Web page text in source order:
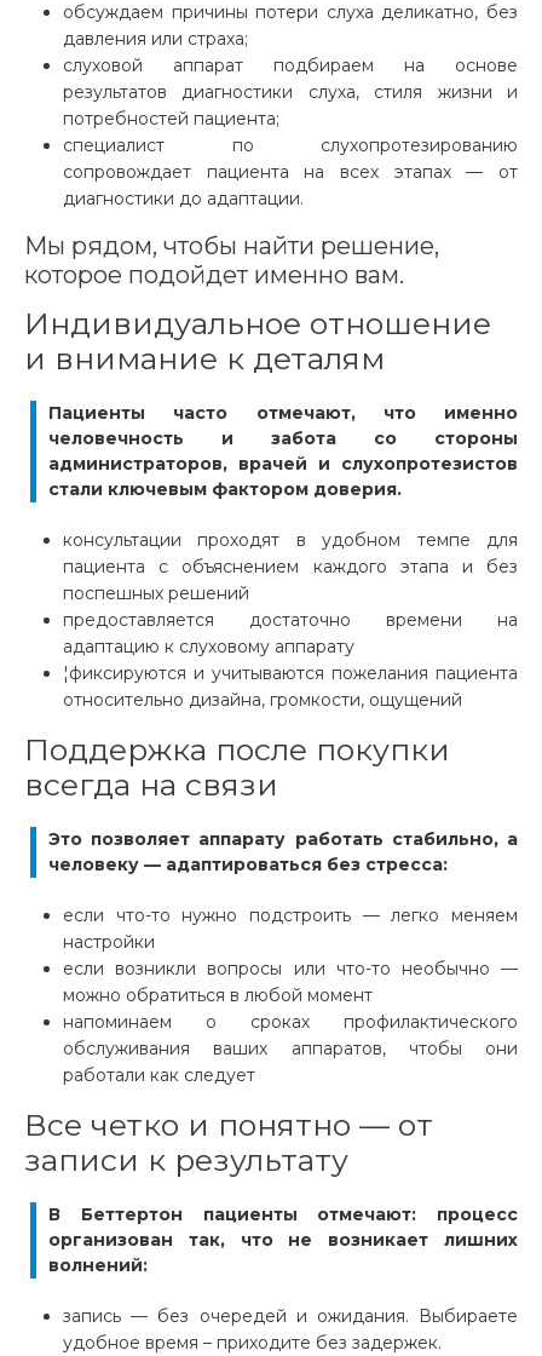
обсуждаем причины потери слуха деликатно, без
давления или страха;
слуховой аппарат подбираем на основе
результатов диагностики слуха, стиля жизни и
потребностей пациента;
специалист по слухопротезированию
сопровождает пациента на всех этапах — от
диагностики до адаптации.
Мы рядом, чтобы найти решение,
которое подойдет именно вам.
Индивидуальное отношение
и внимание к деталям
Пациенты часто отмечают, что именно
человечность и забота со стороны
администраторов, врачей и слухопротезистов
стали ключевым фактором доверия.
консультации проходят в удобном темпе для
пациента с объяснением каждого этапа и без
поспешных решений
предоставляется достаточно времени на
адаптацию к слуховому аппарату
¦фиксируются и учитываются пожелания пациента
относительно дизайна, громкости, ощущений
Поддержка после покупки
всегда на связи
Это позволяет аппарату работать стабильно, а
человеку — адаптироваться без стресса:
если что-то нужно подстроить — легко меняем
настройки
если возникли вопросы или что-то необычно —
можно обратиться в любой момент
напоминаем о сроках профилактического
обслуживания ваших аппаратов, чтобы они
работали как следует
Все четко и понятно — от
записи к результату
В Беттертон пациенты отмечают: процесс
организован так, что не возникает лишних
волнений:
запись — без очередей и ожидания. Выбираете
удобное время – приходите без задержек.